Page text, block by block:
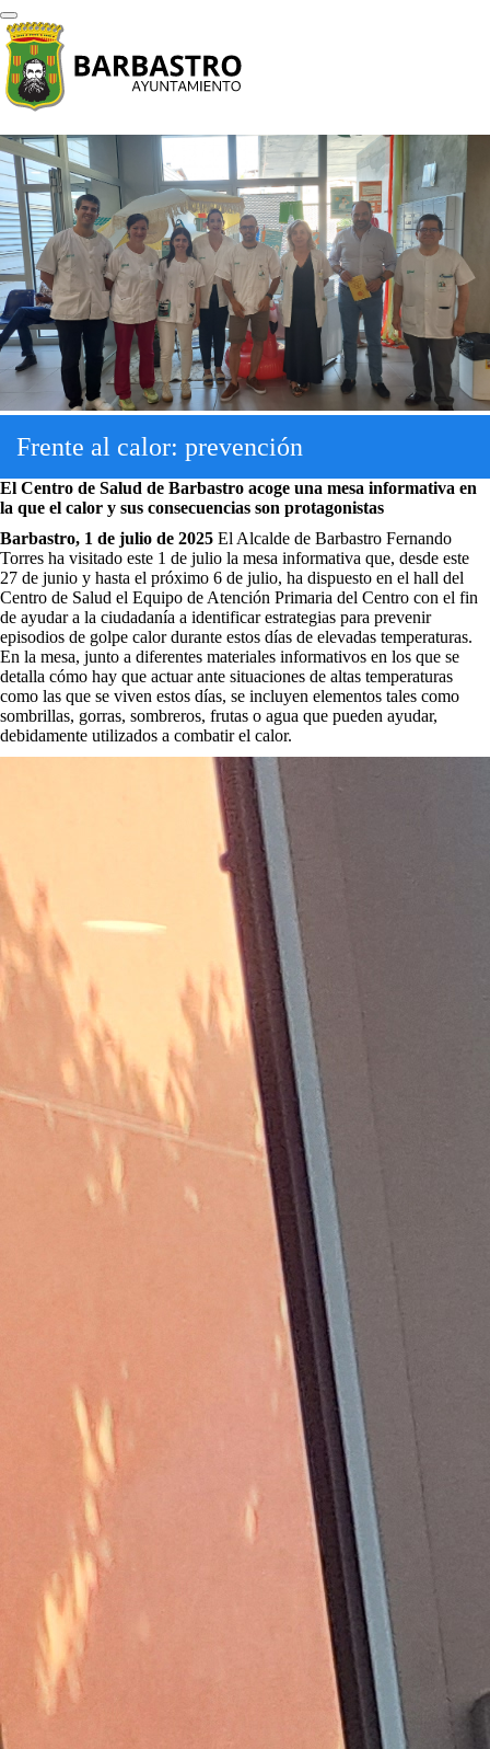
Frente al calor: prevención
El Centro de Salud de Barbastro acoge una mesa informativa en
la que el calor y sus consecuencias son protagonistas
Barbastro, 1 de julio de 2025 El Alcalde de Barbastro Fernando
Torres ha visitado este 1 de julio la mesa informativa que, desde este
27 de junio y hasta el próximo 6 de julio, ha dispuesto en el hall del
Centro de Salud el Equipo de Atención Primaria del Centro con el fin
de ayudar a la ciudadanía a identificar estrategias para prevenir
episodios de golpe calor durante estos días de elevadas temperaturas.
En la mesa, junto a diferentes materiales informativos en los que se
detalla cómo hay que actuar ante situaciones de altas temperaturas
como las que se viven estos días, se incluyen elementos tales como
sombrillas, gorras, sombreros, frutas o agua que pueden ayudar,
debidamente utilizados a combatir el calor.